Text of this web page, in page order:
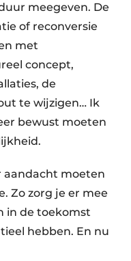
meegeven. De
of reconversie
met
concept,
de
te wijzigen… Ik
bewust moeten
aandacht moeten
Zo zorg je er mee
in de toekomst
hebben. En nu